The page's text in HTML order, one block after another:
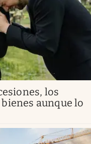
los
aunque lo